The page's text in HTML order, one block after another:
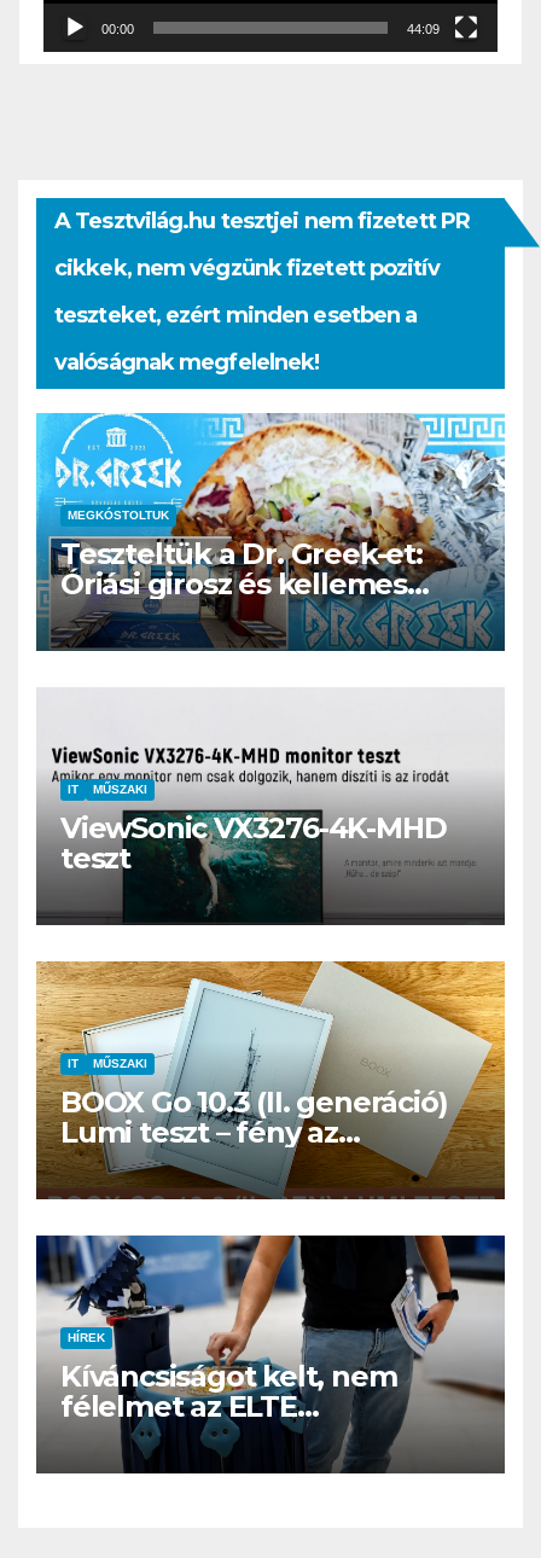
00:00 44:09
A Tesztvilág.hu tesztjei nem fizetett PR
cikkek, nem végzünk fizetett pozitív
teszteket, ezért minden esetben a
valóságnak megfelelnek!
MEGKÓSTOLTUK
Teszteltük a Dr. Greek-et:
Óriási girosz és kellemes
kerthelyiség Csepel szívében
IT MŰSZAKI
ViewSonic VX3276-4K-MHD
teszt
IT MŰSZAKI
BOOX Go 10.3 (II. generáció)
Lumi teszt – fény az
éjszakában, fél könyvtár a
családi csomagban
HÍREK
Kíváncsiságot kelt, nem
félelmet az ELTE
etológusainak felszolgáló
robotja